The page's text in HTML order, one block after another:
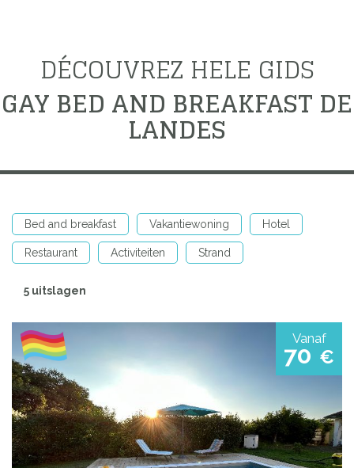
DÉCOUVREZ HELE GIDS
GAY BED AND BREAKFAST DE
LANDES
Bed and breakfast Vakantiewoning Hotel
Restaurant Activiteiten Strand
5 uitslagen
Vanaf
70 €